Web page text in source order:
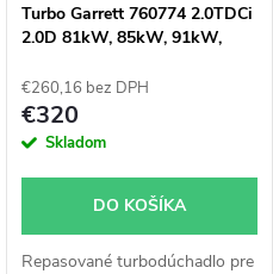
Turbo Garrett 760774 2.0TDCi
2.0D 81kW, 85kW, 91kW,
€260,16 bez DPH
€320
Skladom
DO KOŠÍKA
Repasované turbodúchadlo pre